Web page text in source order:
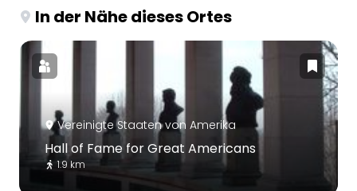
In der Nähe dieses Ortes
Vereinigte Staaten von Amerika
Hall of Fame for Great Americans
1.9 km